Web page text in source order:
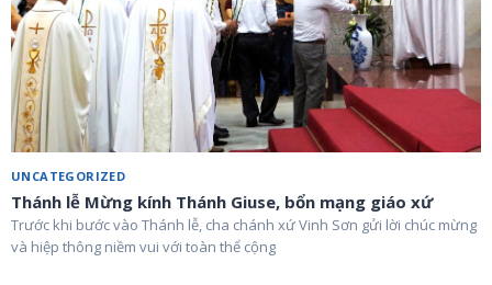
UNCATEGORIZED
Thánh lễ Mừng kính Thánh Giuse, bổn mạng giáo xứ
Trước khi bước vào Thánh lễ, cha chánh xứ Vinh Sơn gửi lời chúc mừng
và hiệp thông niềm vui với toàn thể cộng